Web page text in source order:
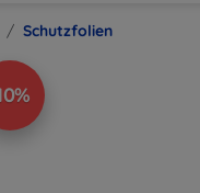
Schutzfolien